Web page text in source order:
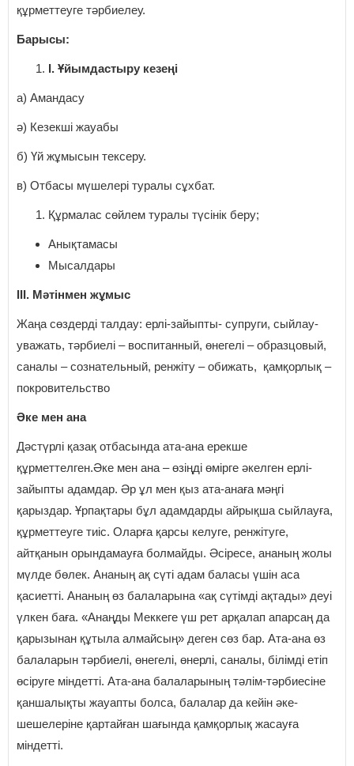
құрметтеуге тәрбиелеу.
Барысы:
I. Ұйымдастыру кезеңі
а) Амандасу
ә) Кезекші жауабы
б) Үй жұмысын тексеру.
в) Отбасы мүшелері туралы сұхбат.
Құрмалас сөйлем туралы түсінік беру;
Анықтамасы
Мысалдары
III. Мәтінмен жұмыс
Жаңа сөздерді талдау: ерлі-зайыпты- супруги, сыйлау-
уважать, тәрбиелі – воспитанный, өнегелі – образцовый,
саналы – сознательный, ренжіту – обижать, қамқорлық –
покровительство
Әке мен ана
Дәстүрлі қазақ отбасында ата-ана ерекше
құрметтелген.Әке мен ана – өзіңді өмірге әкелген ерлі-
зайыпты адамдар. Әр ұл мен қыз ата-анаға мәңгі
қарыздар. Ұрпақтары бұл адамдарды айрықша сыйлауға,
құрметтеуге тиіс. Оларға қарсы келуге, ренжітуге,
айтқанын орындамауға болмайды. Әсіресе, ананың жолы
мүлде бөлек. Ананың ақ сүті адам баласы үшін аса
қасиетті. Ананың өз балаларына «ақ сүтімді ақтады» деуі
үлкен баға. «Анаңды Меккеге үш рет арқалап апарсаң да
қарызынан құтыла алмайсың» деген сөз бар. Ата-ана өз
балаларын тәрбиелі, өнегелі, өнерлі, саналы, білімді етіп
өсіруге міндетті. Ата-ана балаларының тәлім-тәрбиесіне
қаншалықты жауапты болса, балалар да кейін әке-
шешелеріне қартайған шағында қамқорлық жасауға
міндетті.